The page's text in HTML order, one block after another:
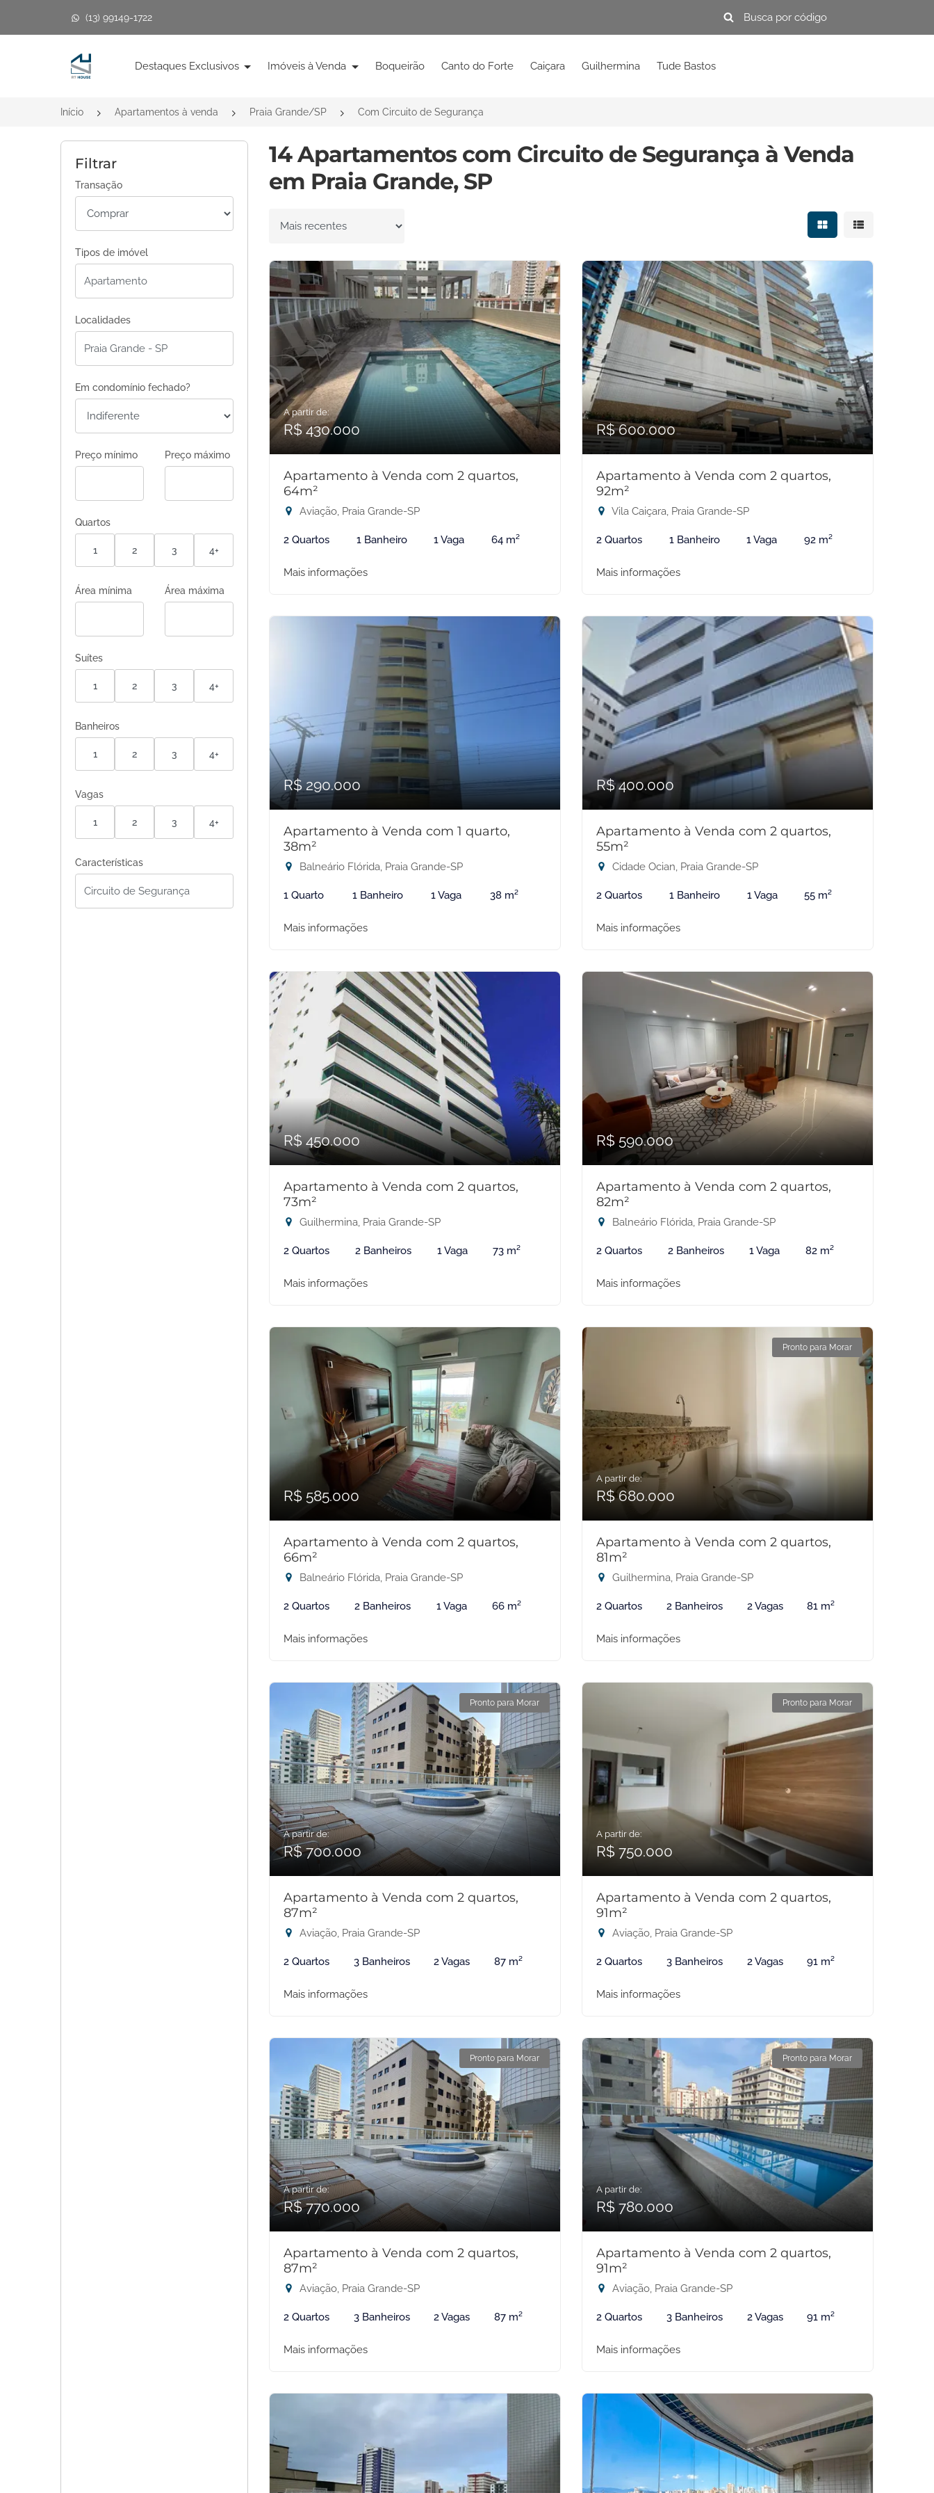
(13) 99149-1722
Página inicial
Destaques Exclusivos Imóveis à Venda Boqueirão Canto do Forte Caiçara Guilhermina Tude Bastos
Início Apartamentos à venda Praia Grande/SP Com Circuito de Segurança
Filtrar
Transação
Tipos de imóvel
Localidades
Em condomínio fechado?
Preço mínimo Preço máximo
Quartos
1 2 3 4+
Área mínima Área máxima
Suítes
1 2 3 4+
Banheiros
1 2 3 4+
Vagas
1 2 3 4+
Características
14 Apartamentos com Circuito de Segurança à Venda
em Praia Grande, SP
Ordenar por Mostrar resultados
Mostrar
A partir de:
R$ 430.000
Apartamento à Venda com 2 quartos,
64m²
Aviação, Praia Grande-SP
2 Quartos 1 Banheiro 1 Vaga 64 m²
Mais informações
R$ 600.000
Apartamento à Venda com 2 quartos,
92m²
Vila Caiçara, Praia Grande-SP
2 Quartos 1 Banheiro 1 Vaga 92 m²
Mais informações
R$ 290.000
Apartamento à Venda com 1 quarto,
38m²
Balneário Flórida, Praia Grande-SP
1 Quarto 1 Banheiro 1 Vaga 38 m²
Mais informações
R$ 400.000
Apartamento à Venda com 2 quartos,
55m²
Cidade Ocian, Praia Grande-SP
2 Quartos 1 Banheiro 1 Vaga 55 m²
Mais informações
R$ 450.000
Apartamento à Venda com 2 quartos,
73m²
Guilhermina, Praia Grande-SP
2 Quartos 2 Banheiros 1 Vaga 73 m²
Mais informações
R$ 590.000
Apartamento à Venda com 2 quartos,
82m²
Balneário Flórida, Praia Grande-SP
2 Quartos 2 Banheiros 1 Vaga 82 m²
Mais informações
R$ 585.000
Apartamento à Venda com 2 quartos,
66m²
Balneário Flórida, Praia Grande-SP
2 Quartos 2 Banheiros 1 Vaga 66 m²
Mais informações
Pronto para Morar
A partir de:
R$ 680.000
Apartamento à Venda com 2 quartos,
81m²
Guilhermina, Praia Grande-SP
2 Quartos 2 Banheiros 2 Vagas 81 m²
Mais informações
Pronto para Morar
A partir de:
R$ 700.000
Apartamento à Venda com 2 quartos,
87m²
Aviação, Praia Grande-SP
2 Quartos 3 Banheiros 2 Vagas 87 m²
Mais informações
Pronto para Morar
A partir de:
R$ 750.000
Apartamento à Venda com 2 quartos,
91m²
Aviação, Praia Grande-SP
2 Quartos 3 Banheiros 2 Vagas 91 m²
Mais informações
Pronto para Morar
A partir de:
R$ 770.000
Apartamento à Venda com 2 quartos,
87m²
Aviação, Praia Grande-SP
2 Quartos 3 Banheiros 2 Vagas 87 m²
Mais informações
Pronto para Morar
A partir de:
R$ 780.000
Apartamento à Venda com 2 quartos,
91m²
Aviação, Praia Grande-SP
2 Quartos 3 Banheiros 2 Vagas 91 m²
Mais informações